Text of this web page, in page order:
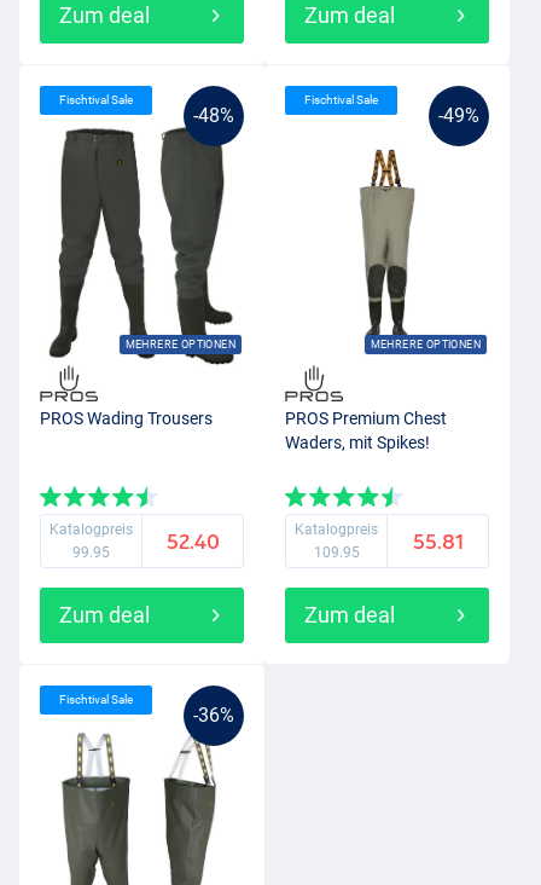
Zum deal Zum deal
-48%
MEHRERE OPTIONEN
Fischtival Sale
PROS Wading Trousers
Katalogpreis
99.95
52.40
Zum deal
-49%
MEHRERE OPTIONEN
Fischtival Sale
PROS Premium Chest
Waders, mit Spikes!
Katalogpreis
109.95
55.81
Zum deal
-36%
Fischtival Sale